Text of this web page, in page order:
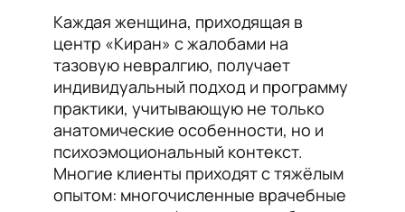
Каждая женщина, приходящая в
центр «Киран» с жалобами на
тазовую невралгию, получает
индивидуальный подход и программу
практики, учитывающую не только
анатомические особенности, но и
психоэмоциональный контекст.
Многие клиенты приходят с тяжёлым
опытом: многочисленные врачебные